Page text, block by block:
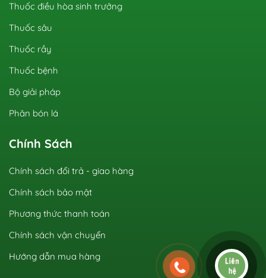
Thuốc điều hòa sinh trưởng
Thuốc sâu
Thuốc rầy
Thuốc bệnh
Bộ giải pháp
Phân bón lá
Chính Sách
Chính sách đổi trả - giao hàng
Chính sách bảo mật
Phương thức thanh toán
Chính sách vận chuyển
Hướng dẫn mua hàng